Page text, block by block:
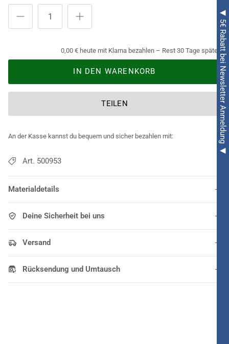
◀ 5€ Rabatt bei Newsletter Anmeldung ◀
0,00 € heute mit Klarna bezahlen – Rest 30 Tage später.
IN DEN WARENKORB
TEILEN
An der Kasse kannst du bequem und sicher bezahlen mit:
Art. 500953
Materialdetails
Deine Sicherheit bei uns
Versand
Rücksendung und Umtausch